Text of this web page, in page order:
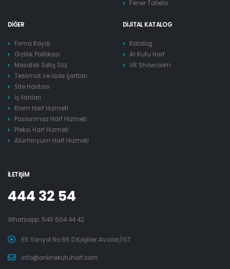
Fener Tabela
DIĞER
Firma Kaydı
Gizlilik Politikası
Mesafeli Satış Söz.
Teslimat ve İade Şartları
Site Haritası
İş İlanları
Krom Harf Hizmeti
Paslanmaz Harf Hizmeti
Pleksi Harf Hizmeti
Alüminyum Harf Hizmeti
DIJITAL KATALOG
Katalog
Ar Kutu Harf
VR Showroom
İLETIŞIM
444 32 54
Whatsapp: 546 604 44 42
E5 Yanyol No:65 D.Köşkler Avcılar/İST
info@onlinekutuharf.com